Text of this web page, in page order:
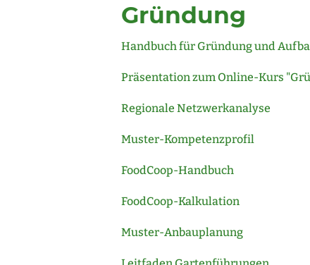
Gründung
Handbuch für Gründung und
Präsentation zum Online-Kurs
Regionale Netzwerkanalyse
Muster-Kompetenzprofil
FoodCoop-Handbuch
FoodCoop-Kalkulation
Muster-Anbauplanung